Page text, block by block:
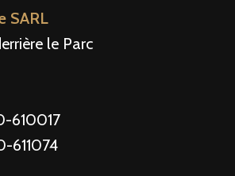
SARL
le Parc
610017
611074